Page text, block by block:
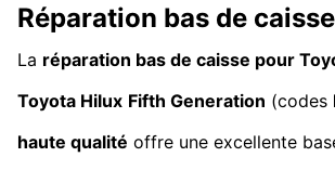
Réparation bas de
La réparation bas de caisse pour
Toyota Hilux Fifth Generation (codes
haute qualité offre une excellente